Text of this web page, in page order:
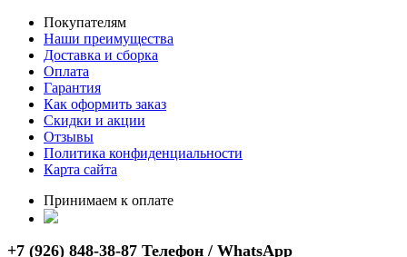
Покупателям
Наши преимущества
Доставка и сборка
Оплата
Гарантия
Как оформить заказ
Скидки и акции
Отзывы
Политика конфиденциальности
Карта сайта
Принимаем к оплате
+7 (926) 848-38-87 Телефон / WhatsApp